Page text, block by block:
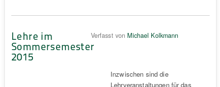
Lehre im
Sommersemester
2015
Verfasst von Michael Kolkmann
Inzwischen sind die
Lehrveranstaltungen für das